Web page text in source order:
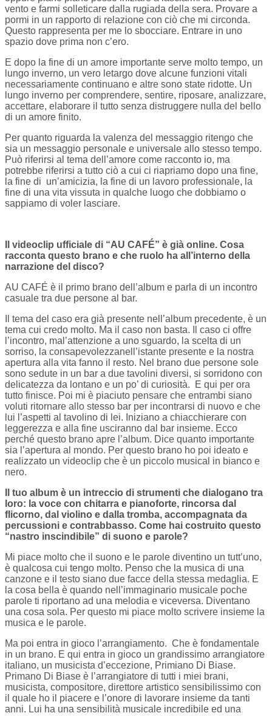
vento e farmi solleticare dalla rugiada della sera. Provare a
pormi in un rapporto di relazione con ciò che mi circonda.
Questo rappresenta per me lo sbocciare. Entrare in uno
spazio dove prima non c’ero.
E dopo la fine di un amore importante serve molto tempo, un
lungo inverno, un vero letargo dove alcune funzioni vitali
necessariamente continuano e altre sono state ridotte. Un
lungo inverno per comprendere, sentire, riposare, analizzare,
accettare, elaborare il tutto senza distruggere nulla del bello
di un amore finito.
Per quanto riguarda la valenza del messaggio ritengo che
sia un messaggio personale e universale allo stesso tempo.
Può riferirsi al tema dell’amore come racconto io, ma
potrebbe riferirsi a tutto ciò a cui ci riapriamo dopo una fine,
la fine di un’amicizia, la fine di un lavoro professionale, la
fine di una vita vissuta in qualche luogo che dobbiamo o
sappiamo di voler lasciare.
Il videoclip ufficiale di “AU CAFÉ” è già online. Cosa
racconta questo brano e che ruolo ha all’interno della
narrazione del disco?
AU CAFÉ è il primo brano dell’album e parla di un incontro
casuale tra due persone al bar.
Il tema del caso era già presente nell’album precedente, è un
tema cui credo molto. Ma il caso non basta. Il caso ci offre
l’incontro, mal’attenzione a uno sguardo, la scelta di un
sorriso, la consapevolezzanell’istante presente e la nostra
apertura alla vita fanno il resto. Nel brano due persone sole
sono sedute in un bar a due tavolini diversi, si sorridono con
delicatezza da lontano e un po’ di curiosità. E qui per ora
tutto finisce. Poi mi è piaciuto pensare che entrambi siano
voluti ritornare allo stesso bar per incontrarsi di nuovo e che
lui l’aspetti al tavolino di lei. Iniziano a chiacchierare con
leggerezza e alla fine usciranno dal bar insieme. Ecco
perché questo brano apre l’album. Dice quanto importante
sia l’apertura al mondo. Per questo brano ho poi ideato e
realizzato un videoclip che è un piccolo musical in bianco e
nero.
Il tuo album è un intreccio di strumenti che dialogano tra
loro: la voce con chitarra e pianoforte, rincorsa dal
flicorno, dal violino e dalla tromba, accompagnata da
percussioni e contrabbasso. Come hai costruito questo
“nastro inscindibile” di suono e parole?
Mi piace molto che il suono e le parole diventino un tutt’uno,
è qualcosa cui tengo molto. Penso che la musica di una
canzone e il testo siano due facce della stessa medaglia. E
la cosa bella è quando nell’immaginario musicale poche
parole ti riportano ad una melodia e viceversa. Diventano
una cosa sola. Per questo mi piace molto scrivere insieme la
musica e le parole.
Ma poi entra in gioco l’arrangiamento. Che è fondamentale
in un brano. E qui entra in gioco un grandissimo arrangiatore
italiano, un musicista d’eccezione, Primiano Di Biase.
Primano Di Biase è l’arrangiatore di tutti i miei brani,
musicista, compositore, direttore artistico sensibilissimo con
il quale ho il piacere e l’onore di lavorare insieme da tanti
anni. Lui ha una sensibilità musicale incredibile ed una